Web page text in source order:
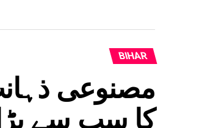
BIHAR
مصنوعی
کا سب سے